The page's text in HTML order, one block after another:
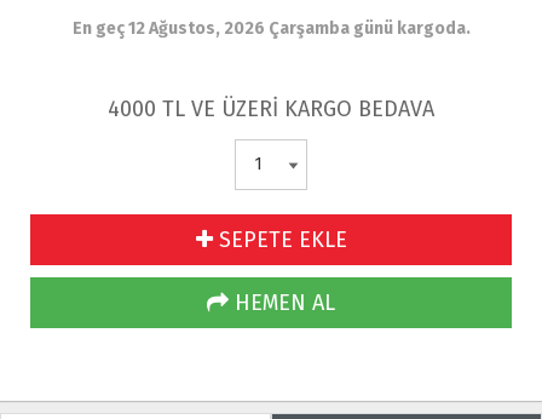
En geç 12 Ağustos, 2026 Çarşamba günü kargoda.
4000 TL VE ÜZERİ KARGO BEDAVA
SEPETE EKLE
HEMEN AL